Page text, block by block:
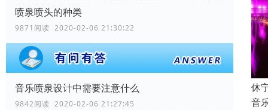
喷泉喷头的种类
9871阅读 2020-02-06 21:30:22
音乐喷泉设计中需要注意什么
9842阅读 2020-02-06 21:27:45
休
音